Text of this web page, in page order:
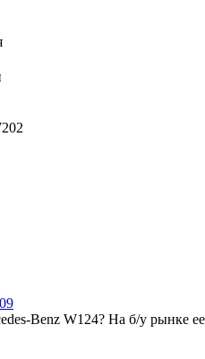
Benz W124? На б/у рынке